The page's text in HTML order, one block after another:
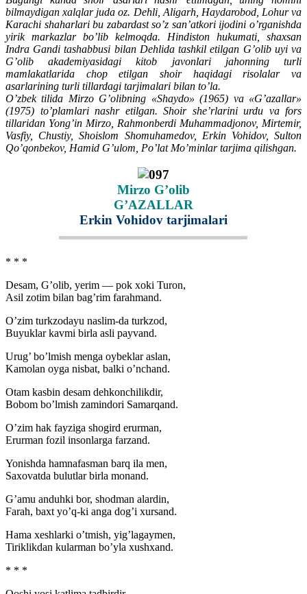
bilmaydigan xalqlar juda oz. Dehli, Aligarh, Haydarobod, Lohur va
Karachi shaharlari bu zabardast so’z san’atkori ijodini o’rganishda
yirik markazlar bo’lib kelmoqda. Hindiston hukumati, shaxsan
Indra Gandi tashabbusi bilan Dehlida tashkil etilgan G’olib uyi va
G’olib akademiyasidagi kitob javonlari jahonning turli
mamlakatlarida chop etilgan shoir haqidagi risolalar va
asarlarining turli tillardagi tarjimalari bilan to’la.
O’zbek tilida Mirzo G’olibning «Shaydo» (1965) va «G’azallar»
(1975) to’plamlari nashr etilgan. Shoir she’rlarini urdu va fors
tillaridan Yong’in Mirzo, Rahmonberdi Muhammadjonov, Mirtemir,
Vasfiy, Chustiy, Shoislom Shomuhamedov, Erkin Vohidov, Sulton
Qo’qonbekov, Hamid G’ulom, Po’lat Mo’minlar tarjima qilishgan.
Mirzo G’olib
G’AZALLAR
Erkin Vohidov tarjimalari
* * *
Desam, G’olib, yerim — pok xoki Turon,
Asil zotim bilan bag’rim farahmand.
O’zim turkzodayu naslim-da turkzod,
Buyuklar kavmi birla asli payvand.
Urug’ bo’lmish menga oybeklar aslan,
Kamolan oyga nisbat, balki o’nchand.
Otam kasbin desam dehkonchilikdir,
Bobom bo’lmish zamindori Samarqand.
O’zim hak fayziga shogird erurman,
Erurman fozil insonlarga farzand.
Yonishda hamnafasman barq ila men,
Saxovatda bulutlar birla monand.
G’amu anduhki bor, shodman alardin,
Farah, baxt yo’q-ki anga dog’i xursand.
Hama xeshlarki o’tmish, yig’lagaymen,
Tiriklikdan kularman bo’yla xushxand.
* * *